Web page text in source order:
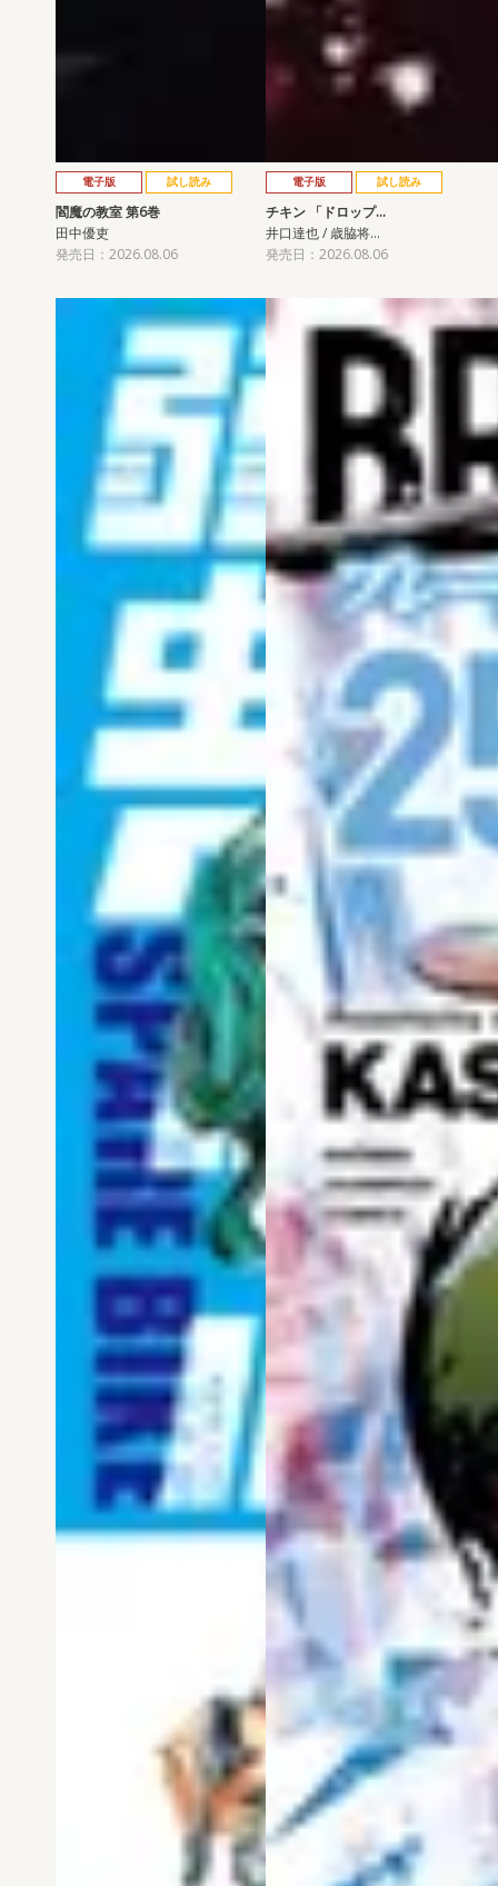
電子版 試し読み
閻魔の教室 第6巻
田中優吏
発売日：2026.08.06
電子版 試し読み
チキン 「ドロップ…
井口達也 / 歳脇将…
発売日：2026.08.06